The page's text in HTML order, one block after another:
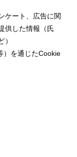
ケート、広告に関
供した情報（氏
）
）を通じたCookie